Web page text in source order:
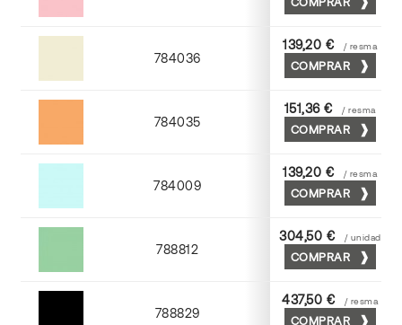
Rosa
784036
Gris perla
139,20 € / resma
COMPRAR
784035
Chamoix
151,36 € / resma
COMPRAR
784009
Azul
139,20 € / resma
COMPRAR
788812
Nilo
304,50 € / unidad
COMPRAR
788829
437,50 € / resma
COMPRAR